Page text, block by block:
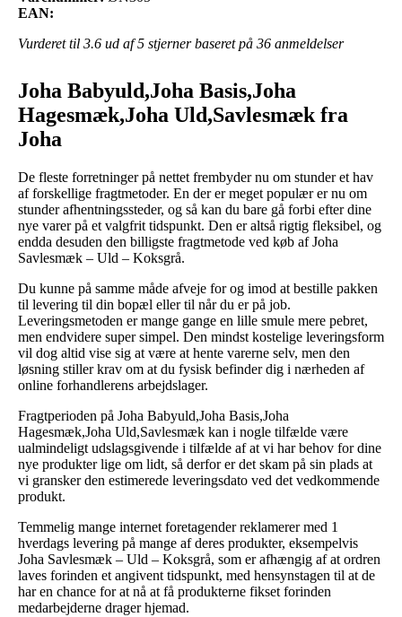
EAN:
Vurderet til 3.6 ud af 5 stjerner baseret på 36 anmeldelser
Joha Babyuld,Joha Basis,Joha
Hagesmæk,Joha Uld,Savlesmæk fra
Joha
De fleste forretninger på nettet frembyder nu om stunder et hav
af forskellige fragtmetoder. En der er meget populær er nu om
stunder afhentningssteder, og så kan du bare gå forbi efter dine
nye varer på et valgfrit tidspunkt. Den er altså rigtig fleksibel, og
endda desuden den billigste fragtmetode ved køb af Joha
Savlesmæk – Uld – Koksgrå.
Du kunne på samme måde afveje for og imod at bestille pakken
til levering til din bopæl eller til når du er på job.
Leveringsmetoden er mange gange en lille smule mere pebret,
men endvidere super simpel. Den mindst kostelige leveringsform
vil dog altid vise sig at være at hente varerne selv, men den
løsning stiller krav om at du fysisk befinder dig i nærheden af
online forhandlerens arbejdslager.
Fragtperioden på Joha Babyuld,Joha Basis,Joha
Hagesmæk,Joha Uld,Savlesmæk kan i nogle tilfælde være
ualmindeligt udslagsgivende i tilfælde af at vi har behov for dine
nye produkter lige om lidt, så derfor er det skam på sin plads at
vi gransker den estimerede leveringsdato ved det vedkommende
produkt.
Temmelig mange internet foretagender reklamerer med 1
hverdags levering på mange af deres produkter, eksempelvis
Joha Savlesmæk – Uld – Koksgrå, som er afhængig af at ordren
laves forinden et angivent tidspunkt, med hensynstagen til at de
har en chance for at nå at få produkterne fikset forinden
medarbejderne drager hjemad.